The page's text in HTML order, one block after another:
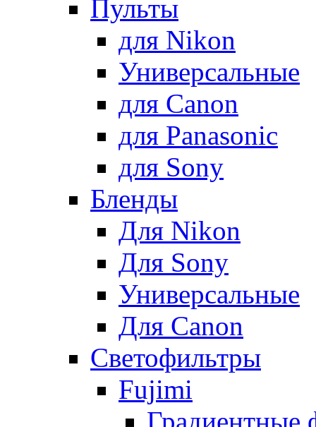
Пульты
для Nikon
Универсальные
для Canon
для Panasonic
для Sony
Бленды
Для Nikon
Для Sony
Универсальные
Для Canon
Светофильтры
Fujimi